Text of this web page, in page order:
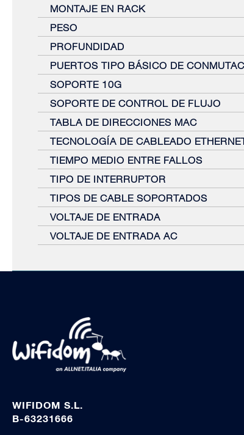
MONTAJE EN RACK
PESO
PROFUNDIDAD
PUERTOS TIPO BÁSICO DE
SOPORTE 10G
SOPORTE DE CONTROL DE FLUJO
TABLA DE DIRECCIONES MAC
TECNOLOGÍA DE CABLEADO
TIEMPO MEDIO ENTRE FALLOS
TIPO DE INTERRUPTOR
TIPOS DE CABLE SOPORTADOS
VOLTAJE DE ENTRADA
VOLTAJE DE ENTRADA AC
WIFIDOM S.L.
B-63231666